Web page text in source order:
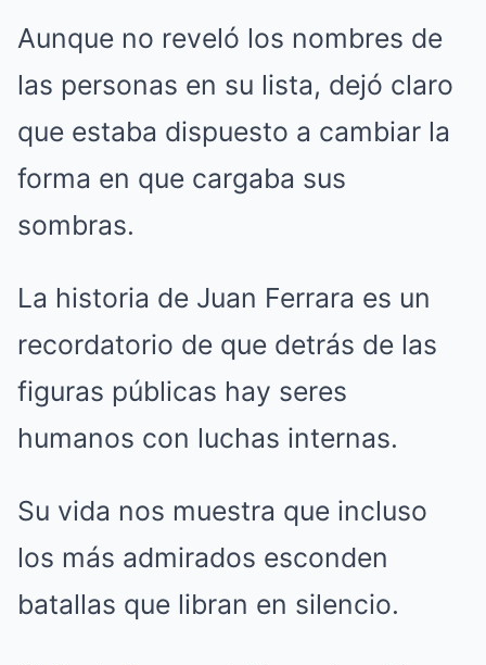
Aunque no reveló los nombres de
las personas en su lista, dejó claro
que estaba dispuesto a cambiar la
forma en que cargaba sus
sombras.
La historia de Juan Ferrara es un
recordatorio de que detrás de las
figuras públicas hay seres
humanos con luchas internas.
Su vida nos muestra que incluso
los más admirados esconden
batallas que libran en silencio.